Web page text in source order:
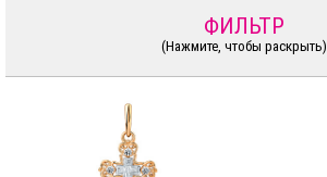
ФИЛЬТР
(Нажмите, чтобы раскрыть)